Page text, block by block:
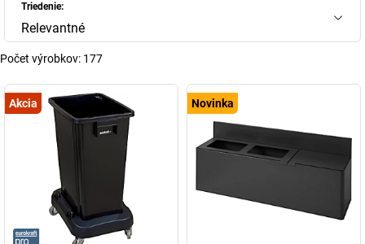
Triedenie:
Relevantné
Počet výrobkov: 177
Akcia Novinka